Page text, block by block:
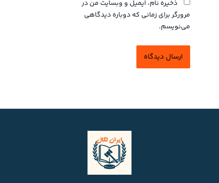
ذخیره نام، ایمیل و وبسایت من در
مرورگر برای زمانی که دوباره دیدگاهی
می‌نویسم.